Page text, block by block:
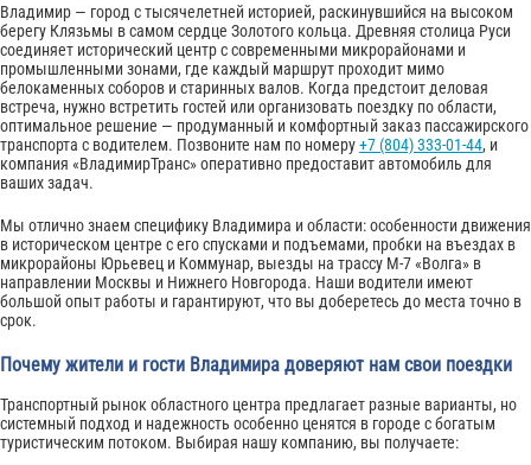
Владимир — город с тысячелетней историей, раскинувшийся на высоком
берегу Клязьмы в самом сердце Золотого кольца. Древняя столица Руси
соединяет исторический центр с современными микрорайонами и
промышленными зонами, где каждый маршрут проходит мимо
белокаменных соборов и старинных валов. Когда предстоит деловая
встреча, нужно встретить гостей или организовать поездку по области,
оптимальное решение — продуманный и комфортный заказ пассажирского
транспорта с водителем. Позвоните нам по номеру+7 (804) 333-01-44, и
компания «ВладимирТранс» оперативно предоставит автомобиль для
ваших задач.
Мы отлично знаем специфику Владимира и области: особенности движения
в историческом центре с его спусками и подъемами, пробки на въездах в
микрорайоны Юрьевец и Коммунар, выезды на трассу М-7 «Волга» в
направлении Москвы и Нижнего Новгорода. Наши водители имеют
большой опыт работы и гарантируют, что вы доберетесь до места точно в
срок.
Почему жители и гости Владимира доверяют нам свои поездки
Транспортный рынок областного центра предлагает разные варианты, но
системный подход и надежность особенно ценятся в городе с богатым
туристическим потоком. Выбирая нашу компанию, вы получаете: